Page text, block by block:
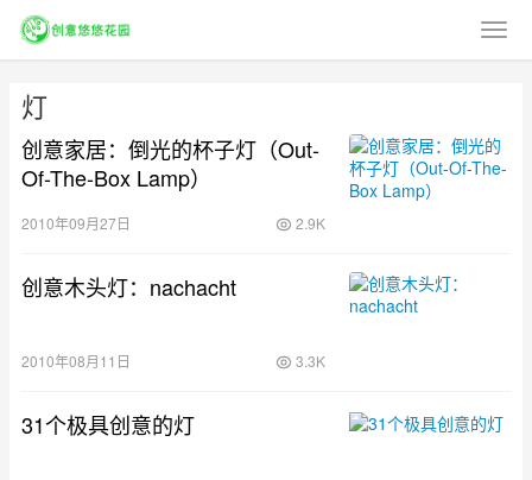
灯
创意家居：倒光的杯子灯（Out-
Of-The-Box Lamp）
2010年09月27日 2.9K
创意木头灯：nachacht
2010年08月11日 3.3K
31个极具创意的灯